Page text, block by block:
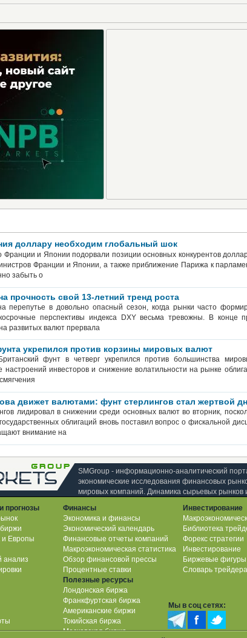
доллару необходим глобальный шок
Франции и Японии подорвали позиции основных конкурентов
Франции и Японии, а также приближение Парижа к
забыть о
прочность свой 13-летний тренд роста
перепутье в довольно опасный сезон, когда рынки часто
перспективы индекса DXY весьма тревожны. В конце
развитых валют прервала
укрепился против корзины мировых валют
фунт в четверг укрепился против большинства
настроений инвесторов и снижение волатильности на рынке
движет валютами: фунт стерлингов стал жертвой
лидировал в снижении среди основных валют во вторник,
облигаций вновь поставил вопрос о фискальной
внимание на
SMGroup - информационно-аналитический
экономические исследования финансовых
мировых компаний. Динамика сырьевых рынков
прогнозы
Европы
анализ
Финансы
Экономика и финансы
Экономический календарь
Финансовые отчеты компаний
Макроэкономическая статистика
Обзор финансовой прессы
Процентные ставки
Инвестирование
Библиотека
Форекс стратегии
Инвестирование
Биржевые фигуры
Словарь трейдера
Полезные ресурсы
Лондонская биржа
Франкфуртская биржа
Американские биржи
Токийская биржа
Московская биржа
Мы в соц сетях: